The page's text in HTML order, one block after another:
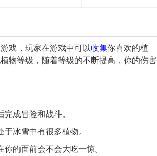
游戏，玩家在游戏中可以收集你喜欢的植
物等级，随着等级的不断提高，你的伤害
成冒险和战斗。
冰雪中有很多植物。
的面前会不会大吃一惊。